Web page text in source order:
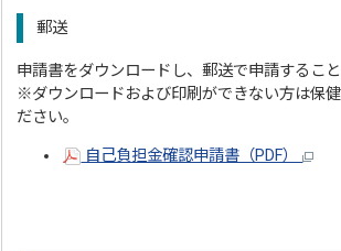
郵送
申請書をダウンロードし、郵送で申請すること
※ダウンロードおよび印刷ができない方は保
ださい。
自己負担金確認申請書（PDF）